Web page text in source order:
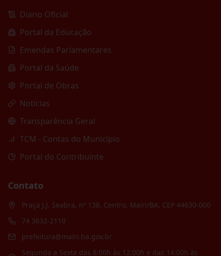
Diario Oficial
Portal da Educação
Emendas Parlamentares
Portal da Saúde
Portal de Obras
Notícias
Transparência Geral
TCM - Contas do Município
Portal do Contribuinte
Contato
Praça J.J. Seabra, nº 138, Centro, Mairi/BA, CEP 44630-000
74 3632-2110
prefeitura@mairi.ba.gov.br
Segunda a Sexta das 8:00h às 12:00h e das 14:00h às